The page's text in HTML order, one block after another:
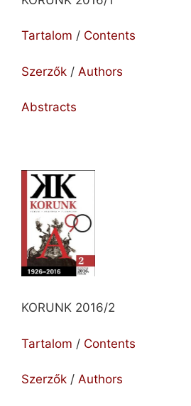
Tartalom / Contents
Szerzők / Authors
Abstracts
KORUNK 2016/2
Tartalom / Contents
Szerzők / Authors